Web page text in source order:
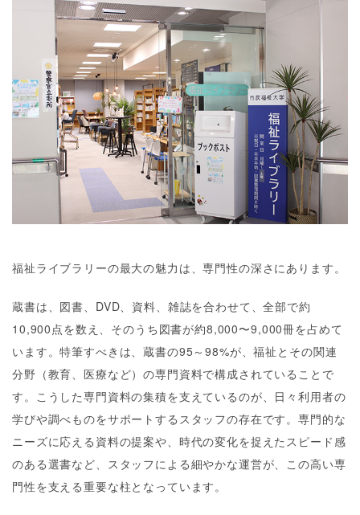
福祉ライブラリーの最大の魅力は、専門性の深さにあります。
蔵書は、図書、DVD、資料、雑誌を合わせて、全部で約
10,900点を数え、そのうち図書が約8,000〜9,000冊を占めて
います。特筆すべきは、蔵書の95～98%が、福祉とその関連
分野（教育、医療など）の専門資料で構成されていることで
す。こうした専門資料の集積を支えているのが、日々利用者の
学びや調べものをサポートするスタッフの存在です。専門的な
ニーズに応える資料の提案や、時代の変化を捉えたスピード感
のある選書など、スタッフによる細やかな運営が、この高い専
門性を支える重要な柱となっています。